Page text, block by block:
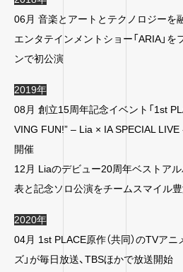
06月 音楽とアートとテクノロジーを
エンタテインメントショー「ARIA」
ンで初公演
2019年
08月 創立15周年記念イベント「1st
VING FUN!” – Lia × IA SPECIAL
開催
12月 Liaのデビュー20周年ベストアル
表と記念ソロ公演をチームスマイル
2020年
04月 1st PLACE原作（共同）のTVア
ズ」が毎日放送、TBSほかで放送開始